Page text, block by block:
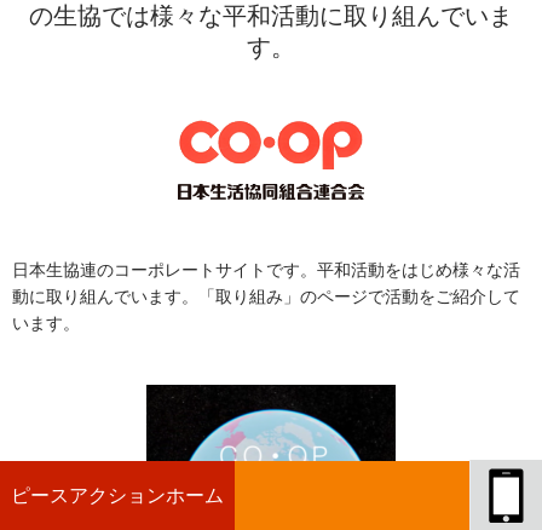
ピースアクションホーム
の生協では様々な平和活動に取り組んでいま
す。
日本生協連のコーポレートサイトです。平和活動をはじめ様々な活
動に取り組んでいます。「取り組み」のページで活動をご紹介して
います。